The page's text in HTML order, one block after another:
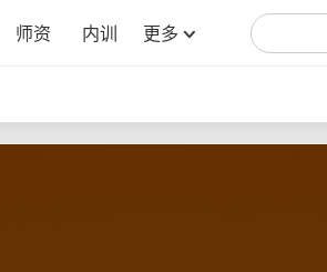
师资 内训 更多